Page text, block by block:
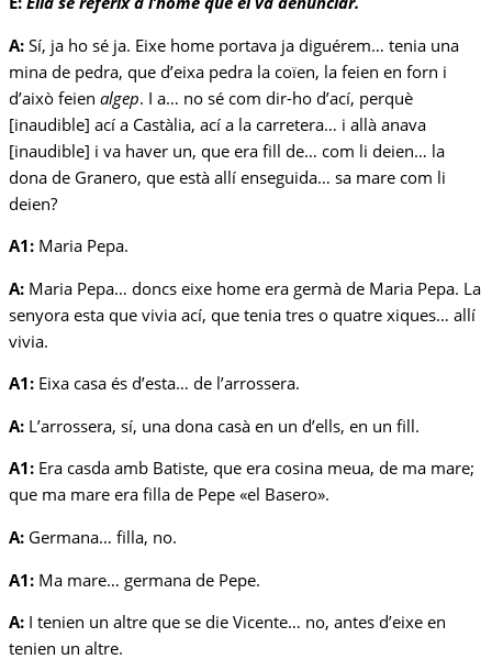
A: Sí, ja ho sé ja. Eixe home portava ja diguérem… tenia una
mina de pedra, que d’eixa pedra la coïen, la feien en forn i
d’això feien algep. I a… no sé com dir-ho d’ací, perquè
[inaudible] ací a Castàlia, ací a la carretera… i allà anava
[inaudible] i va haver un, que era fill de… com li deien… la
dona de Granero, que està allí enseguida… sa mare com li
deien?
A1: Maria Pepa.
A: Maria Pepa… doncs eixe home era germà de Maria Pepa. La
senyora esta que vivia ací, que tenia tres o quatre xiques… allí
vivia.
A1: Eixa casa és d’esta… de l’arrossera.
A: L’arrossera, sí, una dona casà en un d’ells, en un fill.
A1: Era casda amb Batiste, que era cosina meua, de ma mare;
que ma mare era filla de Pepe «el Basero».
A: Germana… filla, no.
A1: Ma mare… germana de Pepe.
A: I tenien un altre que se die Vicente… no, antes d’eixe en
tenien un altre.